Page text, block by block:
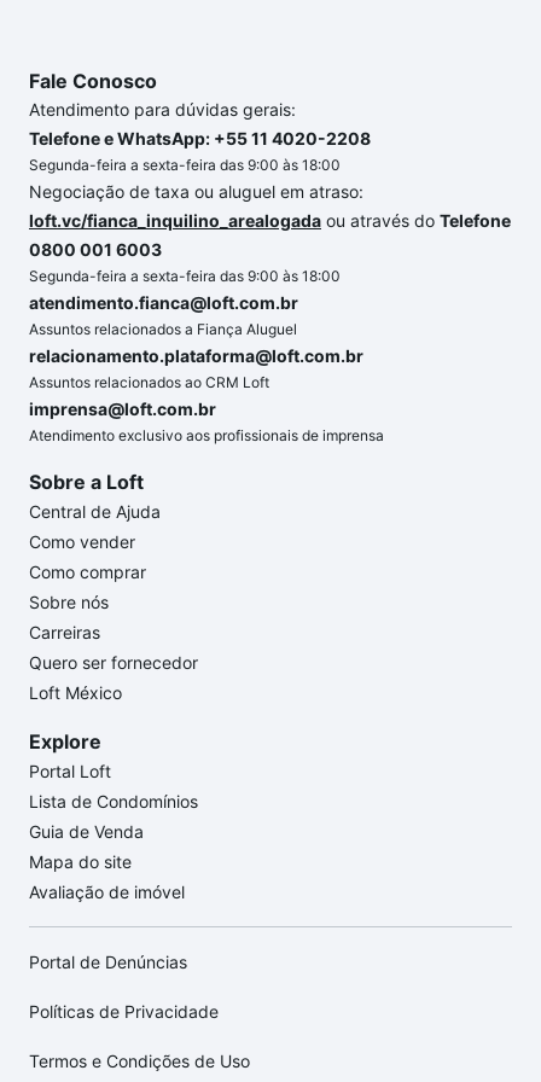
Fale Conosco
Atendimento para dúvidas gerais:
Telefone e WhatsApp: +55 11 4020-2208
Segunda-feira a sexta-feira das 9:00 às 18:00
Negociação de taxa ou aluguel em atraso:
loft.vc/fianca_inquilino_arealogada ou através do Telefone
0800 001 6003
Segunda-feira a sexta-feira das 9:00 às 18:00
atendimento.fianca@loft.com.br
Assuntos relacionados a Fiança Aluguel
relacionamento.plataforma@loft.com.br
Assuntos relacionados ao CRM Loft
imprensa@loft.com.br
Atendimento exclusivo aos profissionais de imprensa
Sobre a Loft
Central de Ajuda
Como vender
Como comprar
Sobre nós
Carreiras
Quero ser fornecedor
Loft México
Explore
Portal Loft
Lista de Condomínios
Guia de Venda
Mapa do site
Avaliação de imóvel
Portal de Denúncias
Políticas de Privacidade
Termos e Condições de Uso